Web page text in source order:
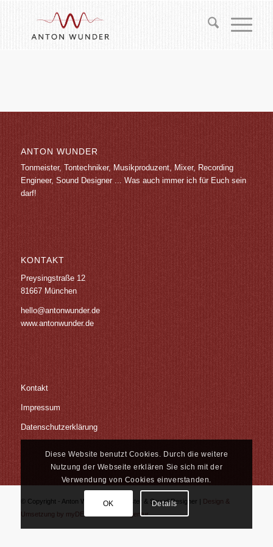
ANTON WUNDER
Tonmeister, Tontechniker, Musikproduzent, Mixer, Recording
Engineer, Sound Designer ... Was auch immer ich für Euch sein
darf!
KONTAKT
Preysingstraße 12
81667 München
hello@antonwunder.de
www.antonwunder.de
Kontakt
Impressum
Datenschutzerklärung
© Copyright - Anton Wunder | Tonmeister & Sound Designer |
Design &
Umsetzung by myDEZIGN - Werbeagentur
Diese Website benutzt Cookies. Durch die weitere
Nutzung der Webseite erklären Sie sich mit der
Verwendung von Cookies einverstanden.
OK Details